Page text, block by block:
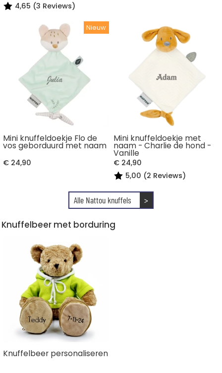
4,65 (3 Reviews)
Mini knuffeldoekje Flo de
vos geborduurd met naam
€ 24,90
Mini knuffeldoekje met
naam - Charlie de hond -
Vanille
€ 24,90
5,00 (2 Reviews)
Alle Nattou knuffels >
Knuffelbeer met borduring
Knuffelbeer personaliseren